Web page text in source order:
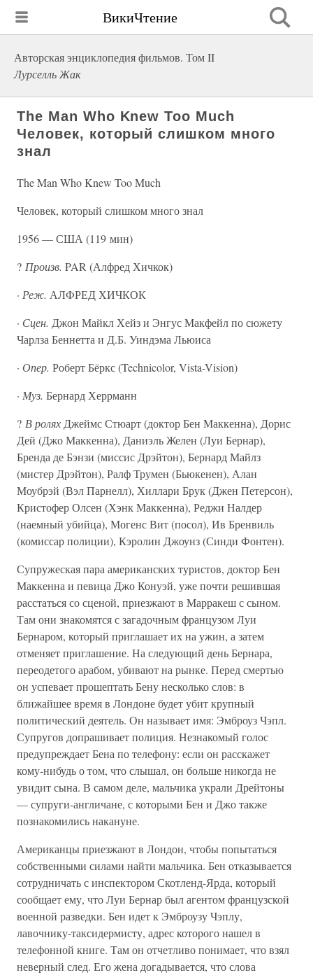
ВикиЧтение
Авторская энциклопедия фильмов. Том II
Лурселль Жак
The Man Who Knew Too Much
Человек, который слишком много
знал
The Man Who Knew Too Much
Человек, который слишком много знал
1956 — США (119 мин)
? Произв. PAR (Алфред Хичкок)
· Реж. АЛФРЕД ХИЧКОК
· Сцен. Джон Майкл Хейз и Энгус Макфейл по сюжету
Чарлза Беннетта и Д.Б. Уиндэма Льюиса
· Опер. Роберт Бёркс (Technicolor, Vista-Vision)
· Муз. Бернард Херрманн
? В ролях Джеймс Стюарт (доктор Бен Маккенна), Дорис
Дей (Джо Маккенна), Даниэль Желен (Луи Бернар),
Бренда де Бэнзи (миссис Дрэйтон), Бернард Майлз
(мистер Дрэйтон), Ралф Трумен (Бьюкенен), Алан
Моубрэй (Вэл Парнелл), Хиллари Брук (Джен Петерсон),
Кристофер Олсен (Хэнк Маккенна), Реджи Налдер
(наемный убийца), Могенс Вит (посол), Ив Бренвиль
(комиссар полиции), Кэролин Джоунз (Синди Фонтен).
Супружеская пара американских туристов, доктор Бен
Маккенна и певица Джо Конуэй, уже почти решившая
расстаться со сценой, приезжают в Марракеш с сыном.
Там они знакомятся с загадочным французом Луи
Бернаром, который приглашает их на ужин, а затем
отменяет приглашение. На следующий день Бернара,
переодетого арабом, убивают на рынке. Перед смертью
он успевает прошептать Бену несколько слов: в
ближайшее время в Лондоне будет убит крупный
политический деятель. Он называет имя: Эмброуз Чэпл.
Супругов допрашивает полиция. Незнакомый голос
предупреждает Бена по телефону: если он расскажет
кому-нибудь о том, что слышал, он больше никогда не
увидит сына. В самом деле, мальчика украли Дрейтоны
— супруги-англичане, с которыми Бен и Джо также
познакомились накануне.
Американцы приезжают в Лондон, чтобы попытаться
собственными силами найти мальчика. Бен отказывается
сотрудничать с инспектором Скотленд-Ярда, который
сообщает ему, что Луи Бернар был агентом французской
военной разведки. Бен идет к Эмброузу Чэплу,
лавочнику-таксидермисту, адрес которого нашел в
телефонной книге. Там он отчетливо понимает, что взял
неверный след. Его жена догадывается, что слова